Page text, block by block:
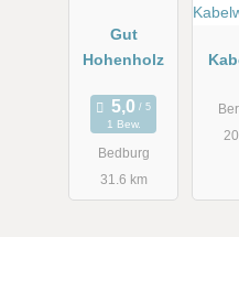
Gut
Hohenholz
1 Bew.
Bedburg
31.6 km